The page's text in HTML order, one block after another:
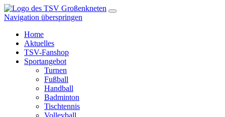
Navigation überspringen
Home
Aktuelles
TSV-Fanshop
Sportangebot
Turnen
Fußball
Handball
Badminton
Tischtennis
Volleyball